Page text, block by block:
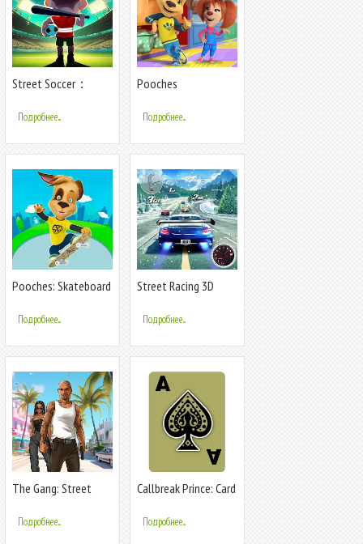
Street Soccer：
Подробнее...
Pooches
Shopping
Подробнее...
Pooches: Skateboard
Подробнее...
Street Racing 3D
Подробнее...
The Gang: Street
Подробнее...
Callbreak Prince: Card
Подробнее...